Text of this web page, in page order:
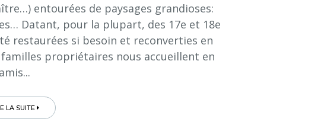
entourées de paysages grandioses:
Datant, pour la plupart, des 17e et 18e
restaurées si besoin et reconverties en
propriétaires nous accueillent en
LA SUITE